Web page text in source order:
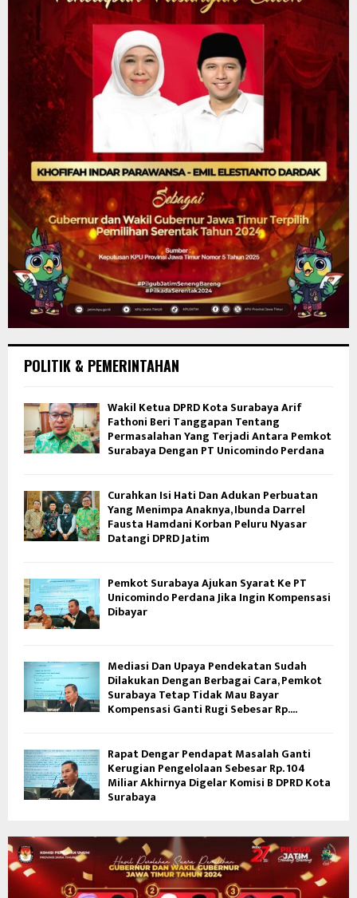
POLITIK & PEMERINTAHAN
Wakil Ketua DPRD Kota Surabaya Arif
Fathoni Beri Tanggapan Tentang
Permasalahan Yang Terjadi Antara Pemkot
Surabaya Dengan PT Unicomindo Perdana
Curahkan Isi Hati Dan Adukan Perbuatan
Yang Menimpa Anaknya, Ibunda Darrel
Fausta Hamdani Korban Peluru Nyasar
Datangi DPRD Jatim
Pemkot Surabaya Ajukan Syarat Ke PT
Unicomindo Perdana Jika Ingin Kompensasi
Dibayar
Mediasi Dan Upaya Pendekatan Sudah
Dilakukan Dengan Berbagai Cara, Pemkot
Surabaya Tetap Tidak Mau Bayar
Kompensasi Ganti Rugi Sebesar Rp....
Rapat Dengar Pendapat Masalah Ganti
Kerugian Pengelolaan Sebesar Rp. 104
Miliar Akhirnya Digelar Komisi B DPRD Kota
Surabaya